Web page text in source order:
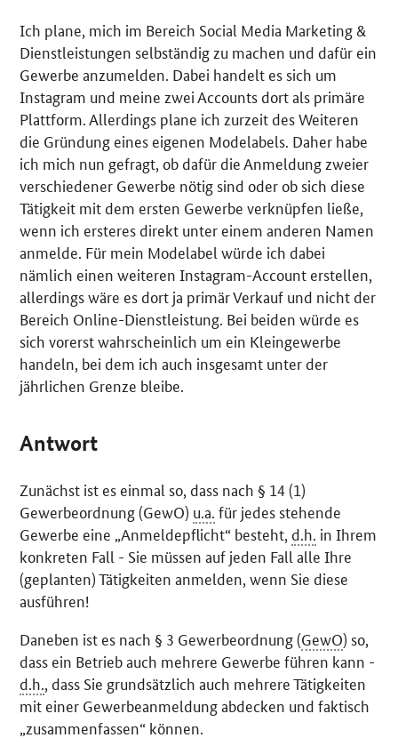
Ich plane, mich im Bereich Social Media Marketing &
Dienstleistungen selbständig zu machen und dafür ein
Gewerbe anzumelden. Dabei handelt es sich um
Instagram und meine zwei Accounts dort als primäre
Plattform. Allerdings plane ich zurzeit des Weiteren
die Gründung eines eigenen Modelabels. Daher habe
ich mich nun gefragt, ob dafür die Anmeldung zweier
verschiedener Gewerbe nötig sind oder ob sich diese
Tätigkeit mit dem ersten Gewerbe verknüpfen ließe,
wenn ich ersteres direkt unter einem anderen Namen
anmelde. Für mein Modelabel würde ich dabei
nämlich einen weiteren Instagram-Account erstellen,
allerdings wäre es dort ja primär Verkauf und nicht der
Bereich Online-Dienstleistung. Bei beiden würde es
sich vorerst wahrscheinlich um ein Kleingewerbe
handeln, bei dem ich auch insgesamt unter der
jährlichen Grenze bleibe.
Antwort
Zunächst ist es einmal so, dass nach § 14 (1)
Gewerbeordnung (GewO) u.a. für jedes stehende
Gewerbe eine „Anmeldepflicht“ besteht, d.h. in Ihrem
konkreten Fall - Sie müssen auf jeden Fall alle Ihre
(geplanten) Tätigkeiten anmelden, wenn Sie diese
ausführen!
Daneben ist es nach § 3 Gewerbeordnung (GewO) so,
dass ein Betrieb auch mehrere Gewerbe führen kann -
d.h., dass Sie grundsätzlich auch mehrere Tätigkeiten
mit einer Gewerbeanmeldung abdecken und faktisch
„zusammenfassen“ können.